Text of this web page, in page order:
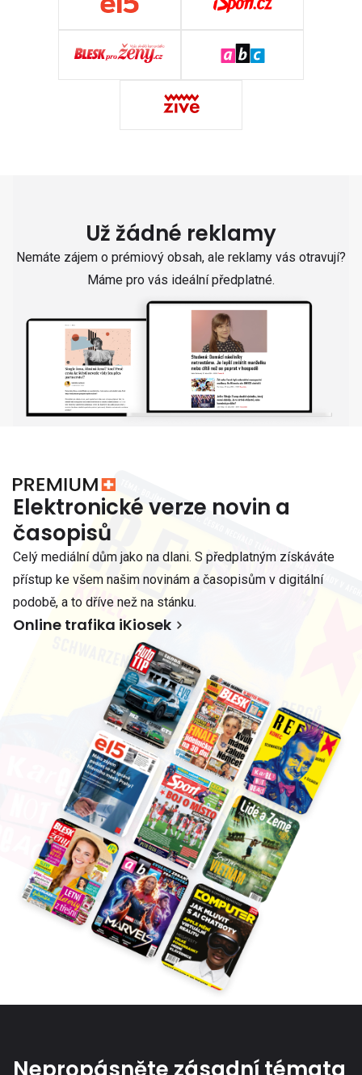
Už žádné reklamy
Nemáte zájem o prémiový obsah, ale reklamy vás otravují?
Máme pro vás ideální předplatné.
Elektronické verze novin a
časopisů
Celý mediální dům jako na dlani. S předplatným získáváte
přístup ke všem našim novinám a časopisům v digitální
podobě, a to dříve než na stánku.
Online trafika iKiosek